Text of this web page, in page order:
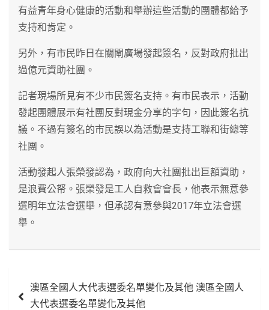
有益青年身心健康的活動和舉辦這些活動的團體都給予
支持和肯定。
另外，有市民昨日在關閘廣場發起簽名，反對政府批出
過億元資助社團。
記者現場所見有不少市民簽名支持。有市民表示，活動
發起團體展示有社團反對現金分享的字句，因此簽名抗
議。不過有簽名的市民誤以為活動是支持工聯和街總等
社團。
活動發起人張榮發認為，政府向大社團批出巨額資助，
是浪費公帑。張榮發是工人自救會會長，他表示無意參
選明年立法會選舉，但承認有意參與2017年立法會選
舉。
章
澳區全國人大代表選委名單變化及其他 澳區全國人
大代表選委名單變化及其他